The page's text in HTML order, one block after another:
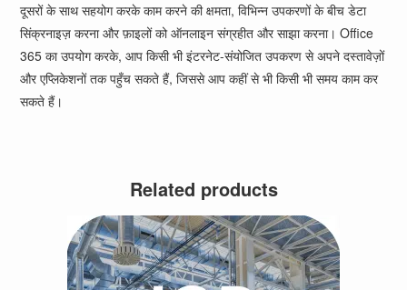
दूसरों के साथ सहयोग करके काम करने की क्षमता, विभिन्न उपकरणों के बीच डेटा
सिंक्रनाइज़ करना और फ़ाइलों को ऑनलाइन संग्रहीत और साझा करना। Office
365 का उपयोग करके, आप किसी भी इंटरनेट-संयोजित उपकरण से अपने दस्तावेज़ों
और एप्लिकेशनों तक पहुँच सकते हैं, जिससे आप कहीं से भी किसी भी समय काम कर
सकते हैं।
Related products